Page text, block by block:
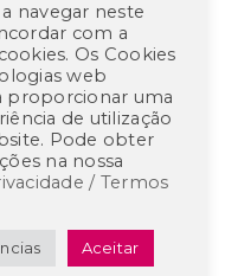
RHP CONSULTING
navegar neste
com a
Os Cookies
web
proporcionar uma
de utilização
Pode obter
na nossa
/ Termos
Aceitar